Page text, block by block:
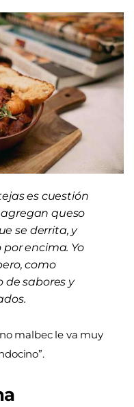
es cuestión
queso
se derrita, y
encima. Yo
como
de sabores y
malbec le va muy